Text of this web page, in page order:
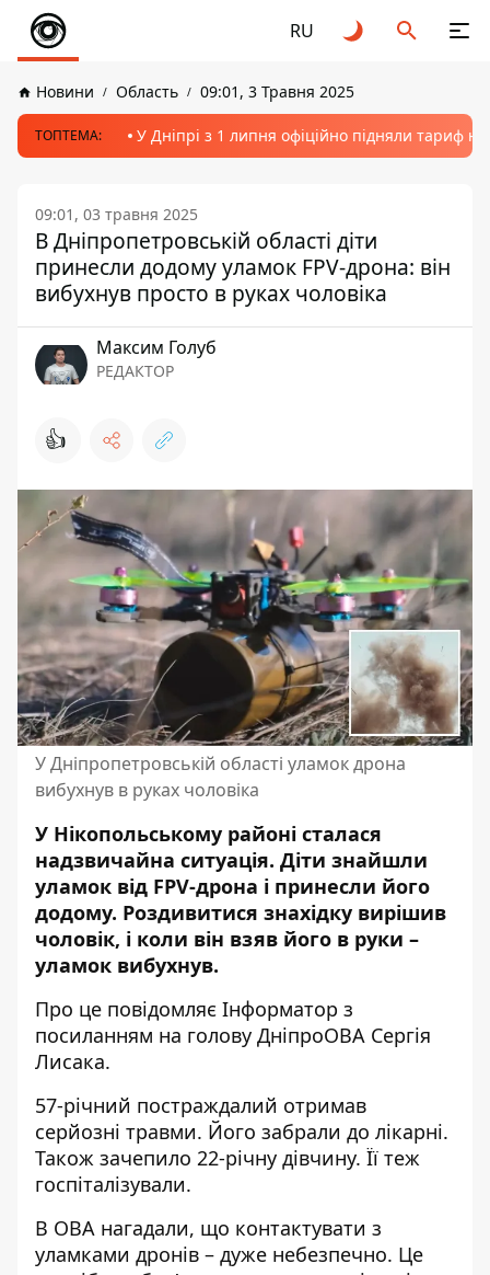
RU
Новини Область 09:01, 3 Травня 2025
ТОПТЕМА: У Дніпрі з 1 липня офіційно підняли тариф
09:01, 03 травня 2025
В Дніпропетровській області діти
принесли додому уламок FPV-дрона: він
вибухнув просто в руках чоловіка
Максим Голуб
РЕДАКТОР
👍
У Дніпропетровській області уламок дрона
вибухнув в руках чоловіка
У Нікопольському районі сталася
надзвичайна ситуація. Діти знайшли
уламок від FPV-дрона і принесли його
додому. Роздивитися знахідку вирішив
чоловік, і коли він взяв його в руки –
уламок вибухнув.
Про це повідомляє Інформатор з
посиланням на голову ДніпроОВА Сергія
Лисака.
57-річний постраждалий отримав
серйозні травми. Його забрали до лікарні.
Також зачепило 22-річну дівчину. Її теж
госпіталізували.
В ОВА нагадали, що контактувати з
уламками дронів – дуже небезпечно. Це